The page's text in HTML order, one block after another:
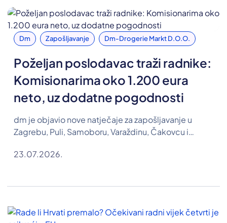
Dm Zapošljavanje Dm-Drogerie Markt D.o.o.
Poželjan poslodavac traži radnike:
Komisionarima oko 1.200 eura
neto, uz dodatne pogodnosti
dm je objavio nove natječaje za zapošljavanje u
Zagrebu, Puli, Samoboru, Varaždinu, Čakovcu i
farmaceutskog tehničara te referenta u Odjelu
23.07.2026.